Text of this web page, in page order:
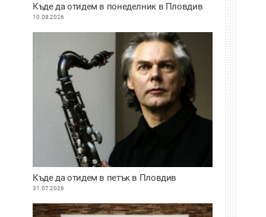
Къде да отидем в понеделник в Пловдив
10.08.2026
Къде да отидем в петък в Пловдив
31.07.2026